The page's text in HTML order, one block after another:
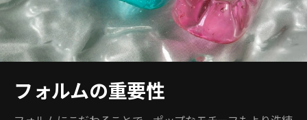
フォルムの重要性